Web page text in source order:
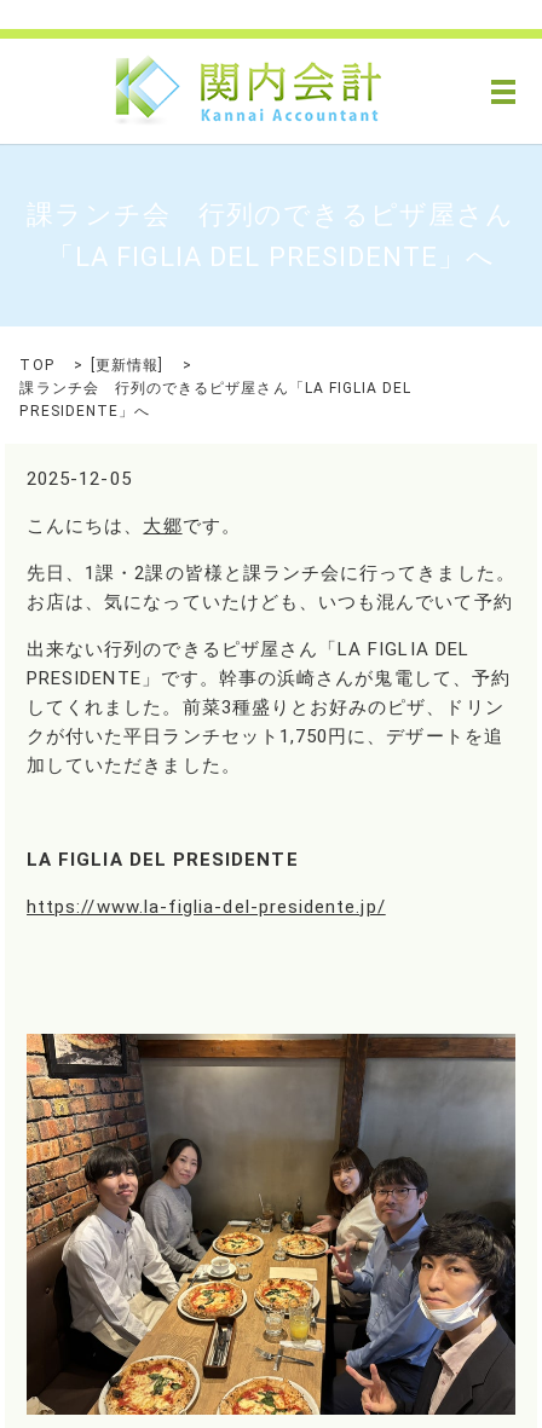
メ
課ランチ会 行列のできるピザ屋さん
「LA FIGLIA DEL PRESIDENTE」へ
TOP 更新情報
課ランチ会 行列のできるピザ屋さん「LA FIGLIA DEL
PRESIDENTE」へ
2025-12-05
こんにちは、 大郷です。
先日、1課・2課の皆様と課ランチ会に行ってきました。
お店は、気になっていたけども、いつも混んでいて予約
出来ない行列のできるピザ屋さん「LA FIGLIA DEL
PRESIDENTE」です。幹事の浜崎さんが鬼電して、予約
してくれました。前菜3種盛りとお好みのピザ、ドリン
クが付いた平日ランチセット1,750円に、デザートを追
加していただきました。
LA FIGLIA DEL PRESIDENTE
https://www.la-figlia-del-presidente.jp/